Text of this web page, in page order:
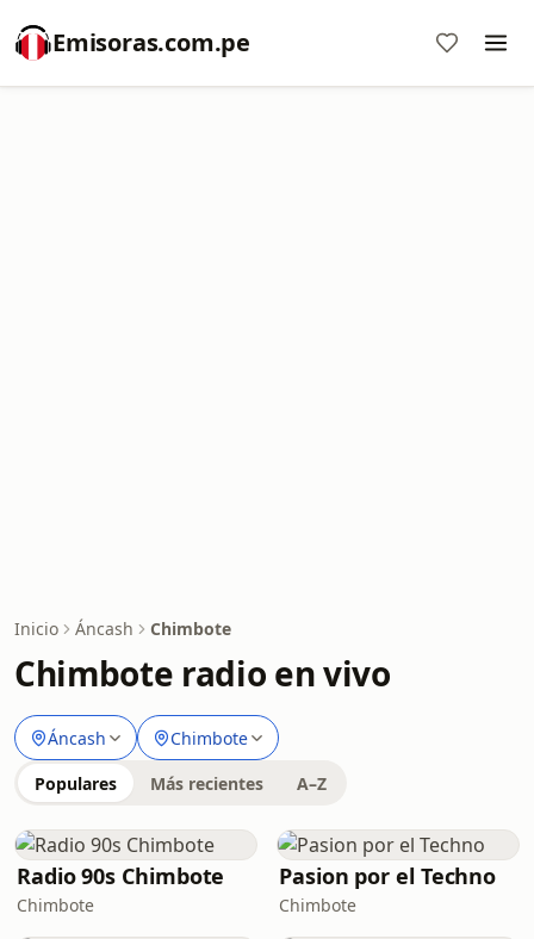
Emisoras.com.pe
Inicio Áncash Chimbote
Chimbote radio en vivo
Áncash Chimbote
Populares Más recientes A–Z
Radio 90s Chimbote
Chimbote
Pasion por el Techno
Chimbote